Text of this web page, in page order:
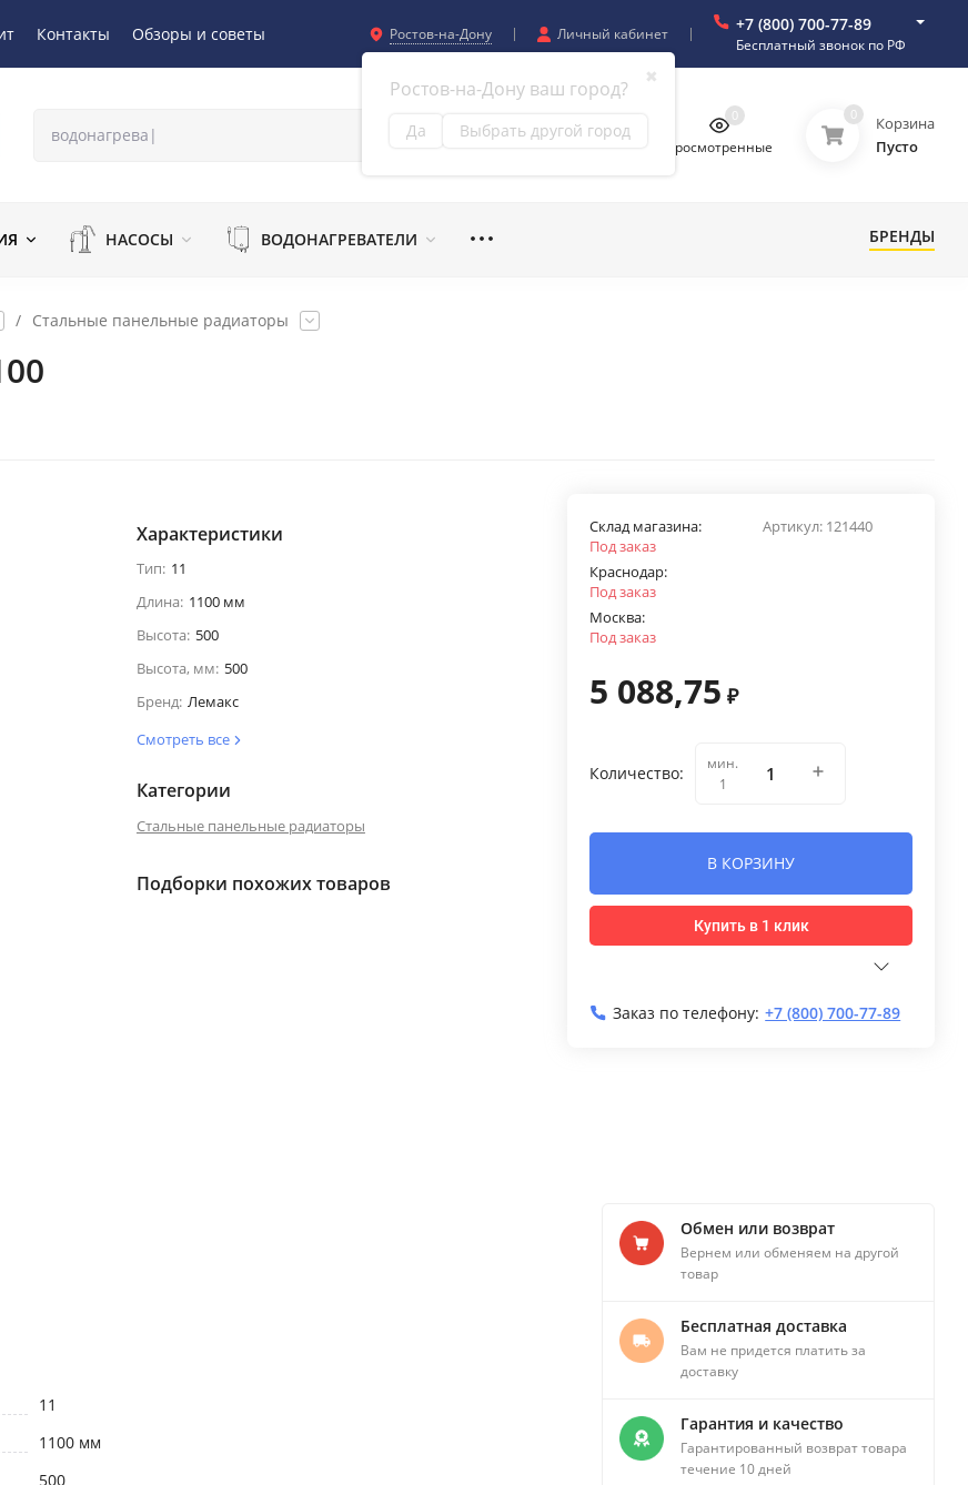
Контакты Обзоры и советы Ростов-на-Дону
✖
Ростов-на-Дону ваш город?
Да Выбрать другой город
Личный кабинет +7 (800) 700-77-89
Бесплатный звонок по РФ
Просмотренные
0 0
Корзина
Пусто
НАСОСЫ ВОДОНАГРЕВАТЕЛИ БРЕНДЫ
/ Стальные панельные радиаторы
Характеристики
Тип: 11
Длина: 1100 мм
Высота: 500
Высота, мм: 500
Бренд: Лемакс
Смотреть все
Категории
Стальные панельные радиаторы
Подборки похожих товаров
Артикул: 121440
Склад магазина:
Под заказ
Краснодар:
Под заказ
Москва:
Под заказ
5 088,75 ₽
Количество:
мин.
1
В КОРЗИНУ
Купить в 1 клик
Заказ по телефону: +7 (800) 700-77-89
11
1100 мм
500
Обмен или возврат
Вернем или обменяем на другой
товар
Бесплатная доставка
Вам не придется платить за
доставку
Гарантия и качество
Гарантированный возврат товара
течение 10 дней